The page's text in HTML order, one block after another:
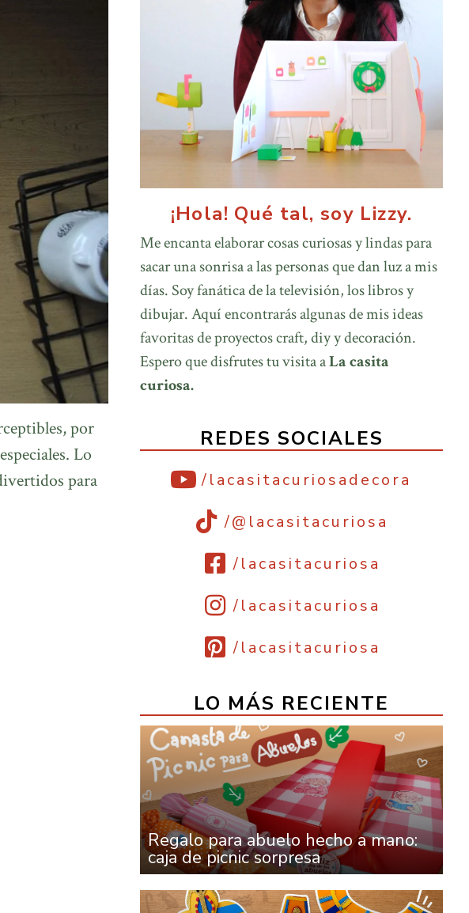
por
Lo
para
¡Hola! Qué tal, soy Lizzy.
Me encanta elaborar cosas curiosas y lindas para
sacar una sonrisa a las personas que dan luz a mis
días. Soy fanática de la televisión, los libros y
dibujar. Aquí encontrarás algunas de mis ideas
favoritas de proyectos craft, diy y decoración.
Espero que disfrutes tu visita aLa casita
curiosa.
REDES SOCIALES
/lacasitacuriosadecora
/@lacasitacuriosa
/lacasitacuriosa
/lacasitacuriosa
/lacasitacuriosa
LO MÁS RECIENTE
Regalo para abuelo hecho a mano:
caja de picnic sorpresa